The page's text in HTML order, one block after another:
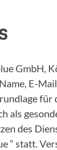
GmbH,
E-
für
als
des
“ statt.